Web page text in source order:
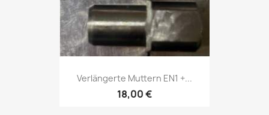
Verlängerte Muttern EN1 +...
18,00 €